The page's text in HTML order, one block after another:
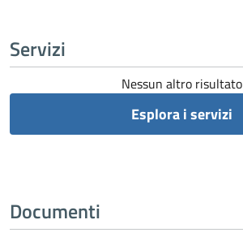
Servizi
Nessun altro risultato
Esplora i servizi
Documenti